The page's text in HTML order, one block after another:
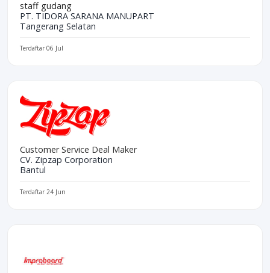
staff gudang
PT. TIDORA SARANA MANUPART
Tangerang Selatan
Terdaftar 06 Jul
Customer Service Deal Maker
CV. Zipzap Corporation
Bantul
Terdaftar 24 Jun